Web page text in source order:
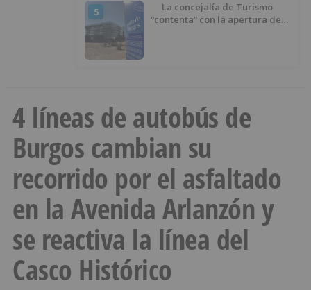
5
La concejalía de Turismo
“contenta” con la apertura del
4 líneas de autobús de
Burgos cambian su
recorrido por el asfaltado
en la Avenida Arlanzón y
se reactiva la línea del
Casco Histórico